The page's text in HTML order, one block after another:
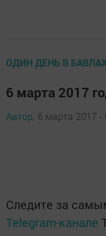
ОДИН ДЕНЬ В
6 марта 2017
Автор, 6 марта 2017 -
Следите за
Telegram-канале